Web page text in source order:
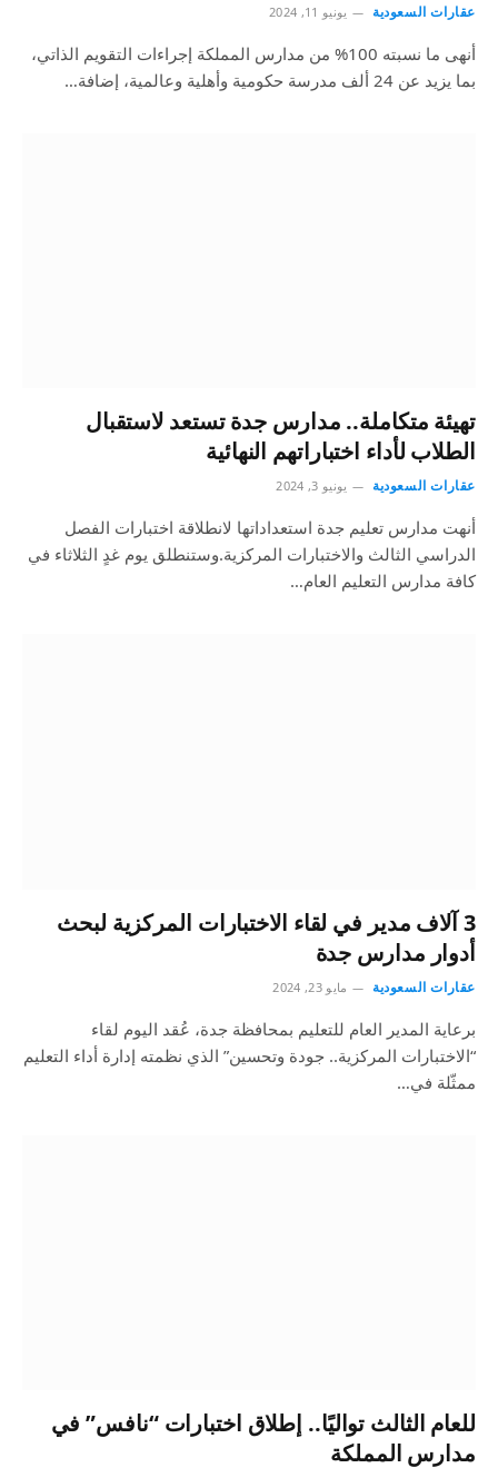
عقارات السعودية يونيو 11, 2024
أنهى ما نسبته 100% من مدارس المملكة إجراءات التقويم الذاتي،
بما يزيد عن 24 ألف مدرسة حكومية وأهلية وعالمية، إضافة…
تهيئة متكاملة.. مدارس جدة تستعد لاستقبال
الطلاب لأداء اختباراتهم النهائية
عقارات السعودية يونيو 3, 2024
أنهت مدارس تعليم جدة استعداداتها لانطلاقة اختبارات الفصل
الدراسي الثالث والاختبارات المركزية.وستنطلق يوم غدٍ الثلاثاء في
كافة مدارس التعليم العام…
3 آلاف مدير في لقاء الاختبارات المركزية لبحث
أدوار مدارس جدة
عقارات السعودية مايو 23, 2024
برعاية المدير العام للتعليم بمحافظة جدة، عُقد اليوم لقاء
“الاختبارات المركزية.. جودة وتحسين” الذي نظمته إدارة أداء التعليم
ممثّلة في…
للعام الثالث تواليًا.. إطلاق اختبارات “نافس” في
مدارس المملكة